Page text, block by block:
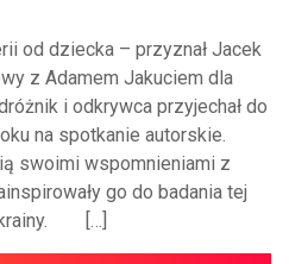
od dziecka – przyznał Jacek
z Adamem Jakuciem dla
i odkrywca przyjechał do
na spotkanie autorskie.
swoimi wspomnieniami z
go do badania tej
krainy. […]